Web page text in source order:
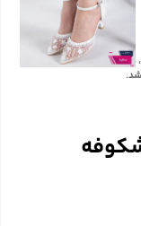
ممکن است رنگ محصولات در